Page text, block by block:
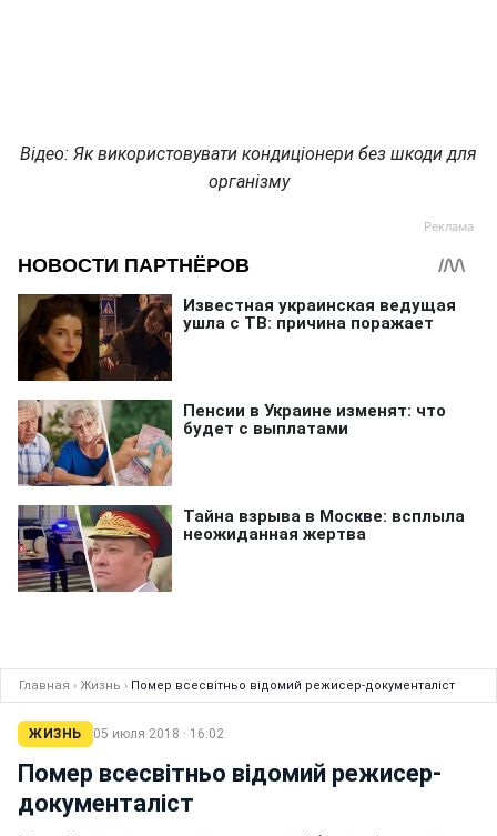
Відео: Як використовувати кондиціонери без шкоди для
організму
Главная › Жизнь › Помер всесвітньо відомий режисер-документаліст
ЖИЗНЬ 05 июля 2018 · 16:02
Помер всесвітньо відомий режисер-
документаліст